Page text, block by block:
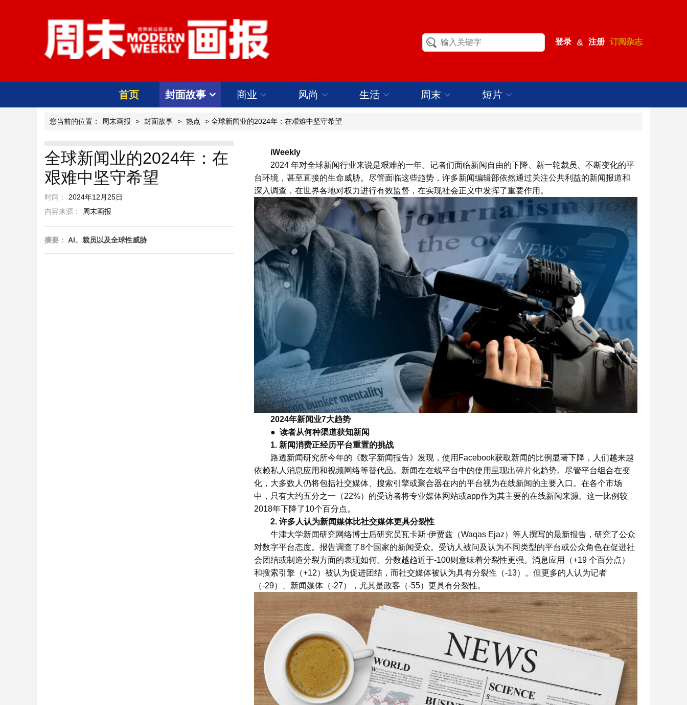
登录 & 注册 订阅杂志
首页 封面故事 商业 风尚 生活 周末 短片
您当前的位置： 周末画报 > 封面故事 > 热点 > 全球新闻业的2024年：在艰难中坚守希望
全球新闻业的2024年：在
艰难中坚守希望
时间：
2024年12月25日
内容来源：
周末画报
摘要： AI、裁员以及全球性威胁
iWeekly
2024 年对全球新闻行业来说是艰难的一年。记者们面临新闻自由的下降、新一轮裁员、不断变化的平
台环境，甚至直接的生命威胁。尽管面临这些趋势，许多新闻编辑部依然通过关注公共利益的新闻报道和
深入调查，在世界各地对权力进行有效监督，在实现社会正义中发挥了重要作用。
2024年新闻业7大趋势
● 读者从何种渠道获知新闻
1. 新闻消费正经历平台重置的挑战
路透新闻研究所今年的《数字新闻报告》发现，使用Facebook获取新闻的比例显著下降，人们越来越
依赖私人消息应用和视频网络等替代品。新闻在在线平台中的使用呈现出碎片化趋势。尽管平台组合在变
化，大多数人仍将包括社交媒体、搜索引擎或聚合器在内的平台视为在线新闻的主要入口。在各个市场
中，只有大约五分之一（22%）的受访者将专业媒体网站或app作为其主要的在线新闻来源。这一比例较
2018年下降了10个百分点。
2. 许多人认为新闻媒体比社交媒体更具分裂性
牛津大学新闻研究网络博士后研究员瓦卡斯·伊贾兹（Waqas Ejaz）等人撰写的最新报告，研究了公众
对数字平台态度。报告调查了8个国家的新闻受众。受访人被问及认为不同类型的平台或公众角色在促进社
会团结或制造分裂方面的表现如何。分数越趋近于-100则意味着分裂性更强。消息应用（+19 个百分点）
和搜索引擎（+12）被认为促进团结，而社交媒体被认为具有分裂性（-13）。但更多的人认为记者
（-29）、新闻媒体（-27），尤其是政客（-55）更具有分裂性。